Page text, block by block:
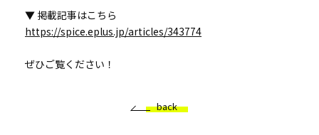
▼ 掲載記事はこちら
https://spice.eplus.jp/articles/343774
ぜひご覧ください！
back